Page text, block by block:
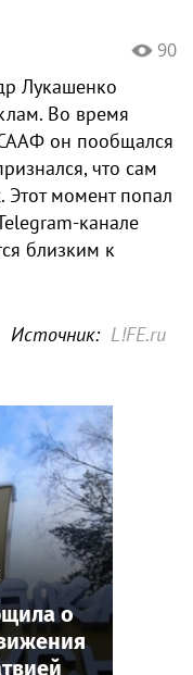
90
Лукашенко
Во время
он пообщался
что сам
Этот момент попал
канале
близким к
Источник: L!FE.ru
о